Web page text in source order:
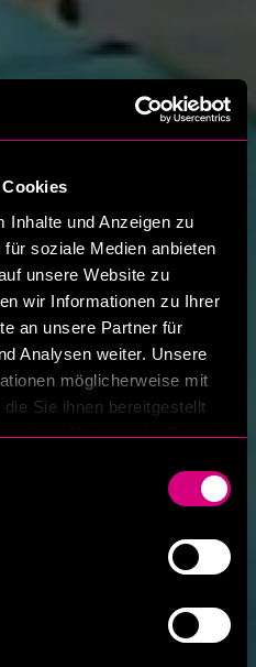
Inhalte und Anzeigen zu
soziale Medien anbieten
unsere Website zu
wir Informationen zu Ihrer
an unsere Partner für
Analysen weiter. Unsere
möglicherweise mit
Sie ihnen bereitgestellt
Ihrer Nutzung der Dienste